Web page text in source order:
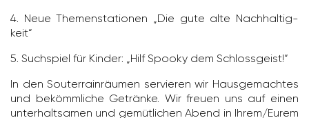
4. Neue Themen­sta­tionen „Die gute alte Nach­hal­tig­
keit“
5. Such­spiel für Kinder: „Hilf Spooky dem Schloss­geist!“
In den Souter­rain­räumen servieren wir Haus­ge­machtes
und bekömm­liche Getränke. Wir freuen uns auf einen
unter­halt­samen und gemüt­li­chen Abend in Ihrem/​Eurem